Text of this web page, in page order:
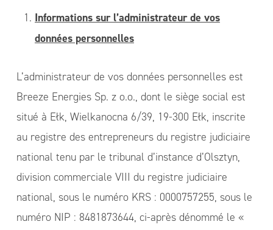
Informations sur l’administrateur de vos
données personnelles
L’administrateur de vos données personnelles est
Breeze Energies Sp. z o.o., dont le siège social est
situé à Ełk, Wielkanocna 6/39, 19-300 Ełk, inscrite
au registre des entrepreneurs du registre judiciaire
national tenu par le tribunal d’instance d’Olsztyn,
division commerciale VIII du registre judiciaire
national, sous le numéro KRS : 0000757255, sous le
numéro NIP : 8481873644, ci-après dénommé le «